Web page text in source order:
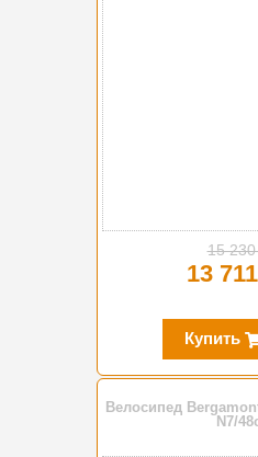
15 230
13
Купить
Велосипед
N7/